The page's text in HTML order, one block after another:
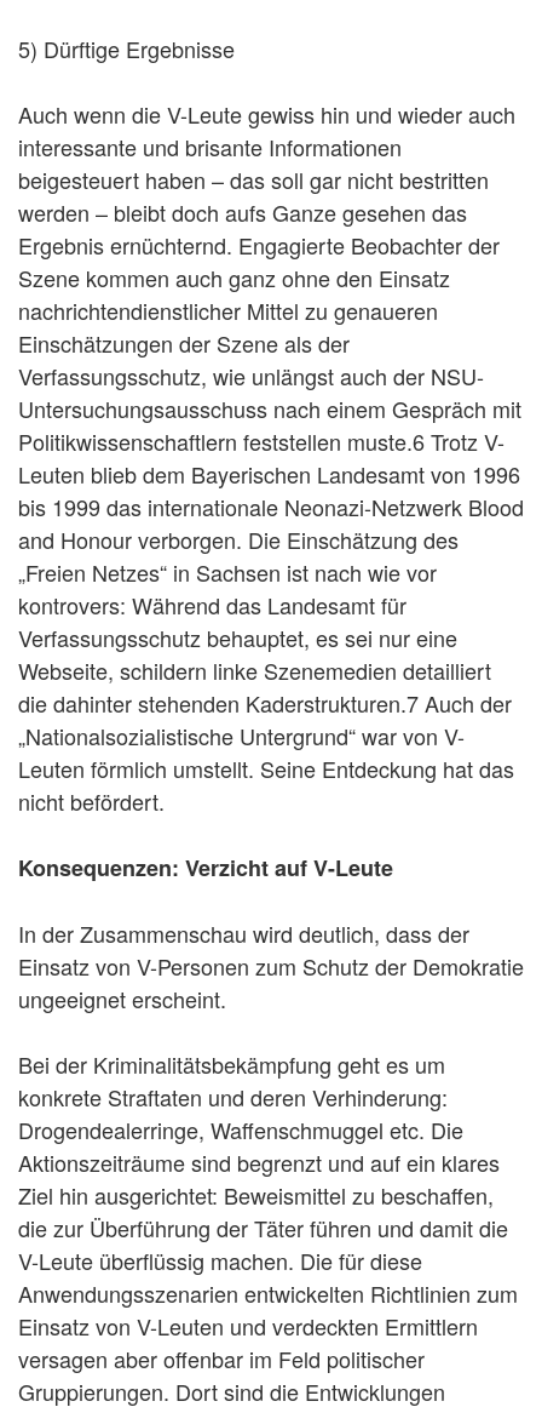
5) Dürftige Ergebnisse
Auch wenn die V-Leute gewiss hin und wieder auch
interessante und brisante Informationen
beigesteuert haben – das soll gar nicht bestritten
werden – bleibt doch aufs Ganze gesehen das
Ergebnis ernüchternd. Engagierte Beobachter der
Szene kommen auch ganz ohne den Einsatz
nachrichtendienstlicher Mittel zu genaueren
Einschätzungen der Szene als der
Verfassungsschutz, wie unlängst auch der NSU-
Untersuchungsausschuss nach einem Gespräch mit
Politikwissenschaftlern feststellen muste.6 Trotz V-
Leuten blieb dem Bayerischen Landesamt von 1996
bis 1999 das internationale Neonazi-Netzwerk Blood
and Honour verborgen. Die Einschätzung des
„Freien Netzes“ in Sachsen ist nach wie vor
kontrovers: Während das Landesamt für
Verfassungsschutz behauptet, es sei nur eine
Webseite, schildern linke Szenemedien detailliert
die dahinter stehenden Kaderstrukturen.7 Auch der
„Nationalsozialistische Untergrund“ war von V-
Leuten förmlich umstellt. Seine Entdeckung hat das
nicht befördert.
Konsequenzen: Verzicht auf V-Leute
In der Zusammenschau wird deutlich, dass der
Einsatz von V-Personen zum Schutz der Demokratie
ungeeignet erscheint.
Bei der Kriminalitätsbekämpfung geht es um
konkrete Straftaten und deren Verhinderung:
Drogendealerringe, Waffenschmuggel etc. Die
Aktionszeiträume sind begrenzt und auf ein klares
Ziel hin ausgerichtet: Beweismittel zu beschaffen,
die zur Überführung der Täter führen und damit die
V-Leute überflüssig machen. Die für diese
Anwendungsszenarien entwickelten Richtlinien zum
Einsatz von V-Leuten und verdeckten Ermittlern
versagen aber offenbar im Feld politischer
Gruppierungen. Dort sind die Entwicklungen